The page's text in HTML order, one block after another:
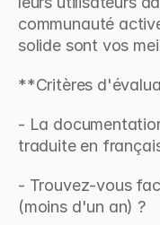
communauté
solide sont vos
**Critères
- La
traduite en
- Trouvez-vous
(moins d'un an) ?